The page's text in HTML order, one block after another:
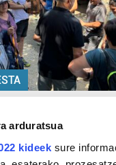
arduratsua
kideek sure